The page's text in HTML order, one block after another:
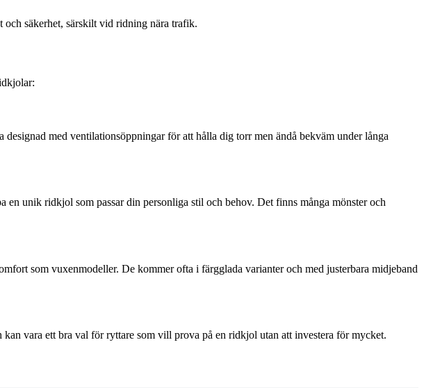
säkerhet, särskilt vid ridning nära trafik.
med ventilationsöppningar för att hålla dig torr men ändå bekväm under långa
unik ridkjol som passar din personliga stil och behov. Det finns många mönster och
som vuxenmodeller. De kommer ofta i färgglada varianter och med justerbara midjeband
vara ett bra val för ryttare som vill prova på en ridkjol utan att investera för mycket.